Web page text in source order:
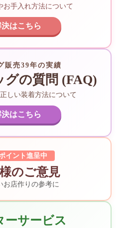
お手入れ方法について
はこちら
販売39年の実績
グの質問 (FAQ)
しい装着方法について
はこちら
イント進呈中
のご意見
お店作りの参考に
ーサービス